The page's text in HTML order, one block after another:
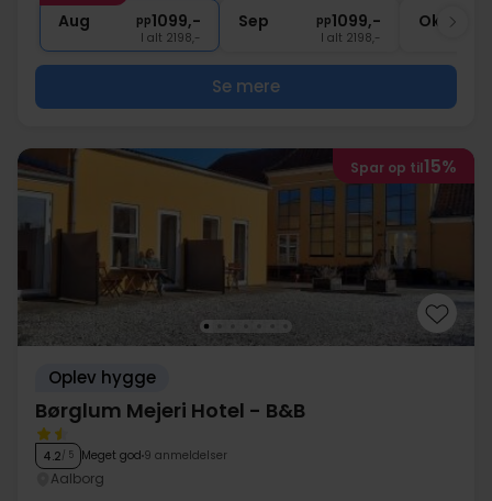
Aug pp1099,-
I alt 2198,-
Sep pp1099,-
I alt 2198,-
Okt
Se mere
Spar op til15%
Oplev hygge
Børglum Mejeri Hotel - B&B
4.2/ 5 Meget god 9 anmeldelser
Aalborg